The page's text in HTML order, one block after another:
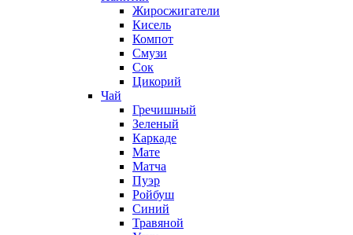
Жиросжигатели
Кисель
Компот
Смузи
Сок
Цикорий
Чай
Гречишный
Зеленый
Каркаде
Мате
Матча
Пуэр
Ройбуш
Синий
Травяной